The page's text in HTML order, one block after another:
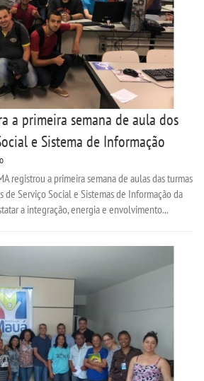
a primeira semana de aula dos
e Sistema de Informação
registrou a primeira semana de aulas das turmas
de Serviço Social e Sistemas de Informação da
a integração, energia e envolvimento...